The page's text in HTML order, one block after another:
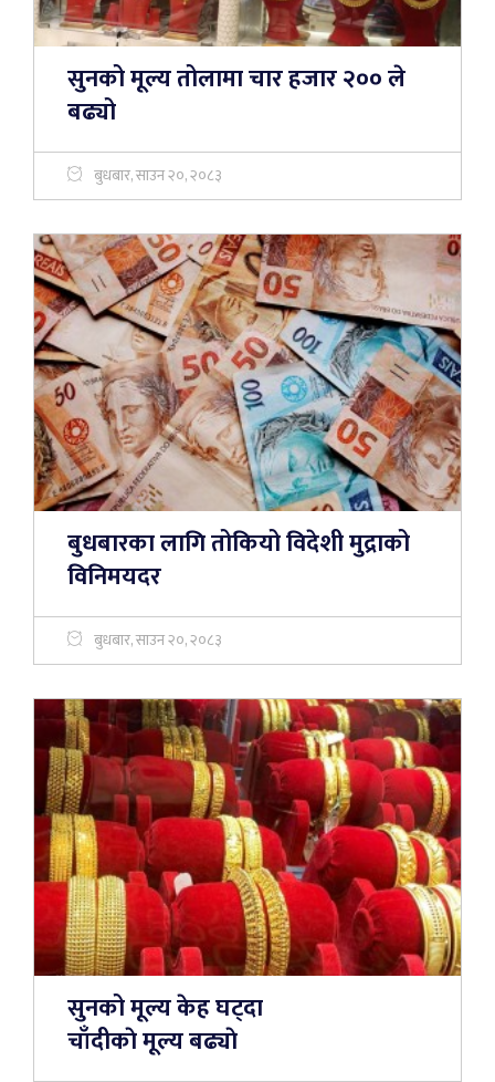
सुनको मूल्य तोलामा चार हजार २०० ले
बढ्यो
बुधबार, साउन २०, २०८३
बुधबारका लागि तोकियो विदेशी मुद्राको
विनिमयदर
बुधबार, साउन २०, २०८३
सुनको मूल्य केह घट्दा
चाँदीकाे मूल्य बढ्याे